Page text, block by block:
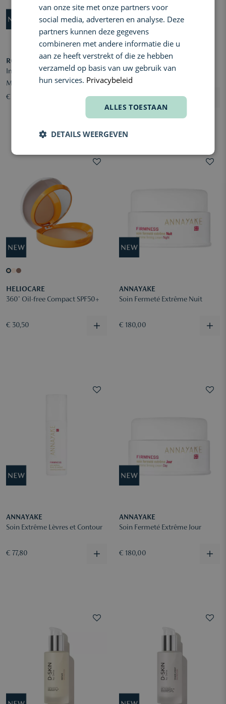
ROQUEBRUN
Instant Bronzing Face Serum
Medium
€ 39,00
Instant Bronzing Face Serum
Light
€ 39,00
HELIOCARE
360° Oil-free Compact SPF50+
€ 30,50
ANNAYAKE
Soin Fermeté Extrême Nuit
€ 180,00
ANNAYAKE
Soin Extrême Lèvres et Contour
€ 77,80
ANNAYAKE
Soin Fermeté Extrême Jour
€ 180,00
van onze site met onze partners voor
social media, adverteren en analyse. Deze
partners kunnen deze gegevens
combineren met andere informatie die u
aan ze heeft verstrekt of die ze hebben
verzameld op basis van uw gebruik van
hun services. Privacybeleid
ALLES TOESTAAN
DETAILS WEERGEVEN